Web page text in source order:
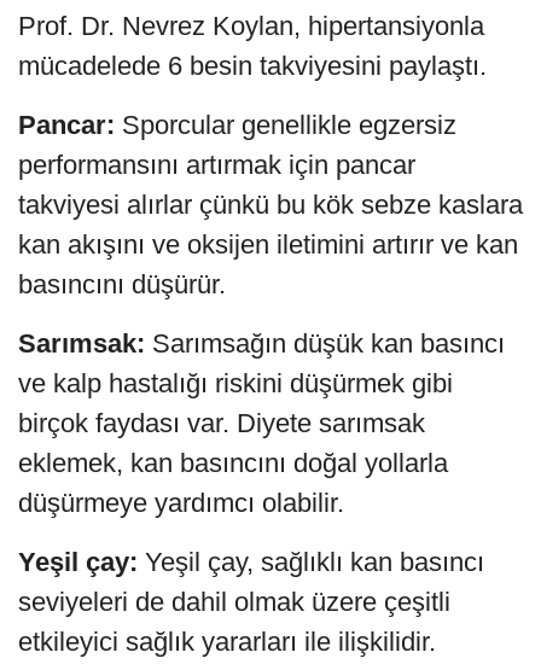
Prof. Dr. Nevrez Koylan, hipertansiyonla
mücadelede 6 besin takviyesini paylaştı.
Pancar: Sporcular genellikle egzersiz
performansını artırmak için pancar
takviyesi alırlar çünkü bu kök sebze kaslara
kan akışını ve oksijen iletimini artırır ve kan
basıncını düşürür.
Sarımsak: Sarımsağın düşük kan basıncı
ve kalp hastalığı riskini düşürmek gibi
birçok faydası var. Diyete sarımsak
eklemek, kan basıncını doğal yollarla
düşürmeye yardımcı olabilir.
Yeşil çay: Yeşil çay, sağlıklı kan basıncı
seviyeleri de dahil olmak üzere çeşitli
etkileyici sağlık yararları ile ilişkilidir.